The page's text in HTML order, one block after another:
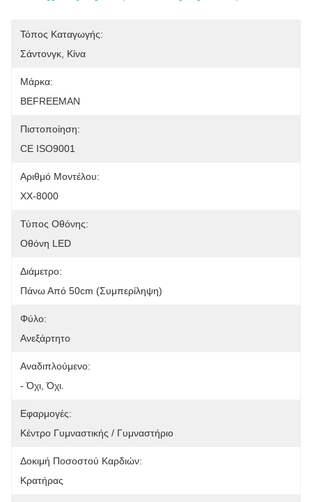
Τόπος Καταγωγής:
Σάντονγκ, Κίνα
Μάρκα:
BEFREEMAN
Πιστοποίηση:
CE ISO9001
Αριθμό Μοντέλου:
ΧΧ-8000
Τύπος Οθόνης:
Οθόνη LED
Διάμετρο:
Πάνω Από 50cm (συμπερίληψη)
Φύλο:
Ανεξάρτητο
Αναδιπλούμενο:
- Όχι, Όχι.
Εφαρμογές:
Κέντρο Γυμναστικής / Γυμναστήριο
Δοκιμή Ποσοστού Καρδιών:
Κρατήρας